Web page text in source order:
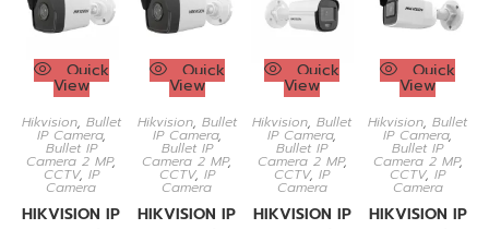
Quick
View
Hikvision, Bullet
IP Camera,
Bullet IP
Camera 2 MP,
CCTV, IP
Camera
HIKVISION IP
Quick
View
Hikvision, Bullet
IP Camera,
Bullet IP
Camera 2 MP,
CCTV, IP
Camera
HIKVISION IP
Quick
View
Hikvision,Bullet
IP Camera,
Bullet IP
Camera 2 MP,
CCTV,IP
Camera
HIKVISION IP
Quick
View
Hikvision,Bullet
IP Camera,
Bullet IP
Camera 2 MP,
CCTV,IP
Camera
HIKVISION IP